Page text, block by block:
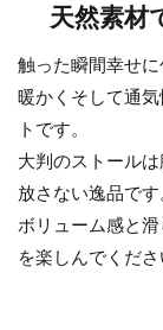
天然素材
触った瞬間幸せに
暖かくそして通
トです。
大判のストール
放さない逸品です
ボリューム感と
を楽しんでくださ